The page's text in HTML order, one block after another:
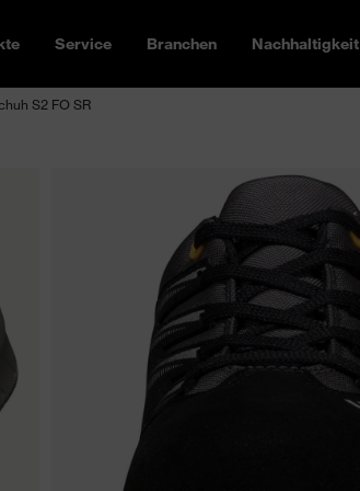
Service Branchen Nachhaltigkeit
S2 FO SR